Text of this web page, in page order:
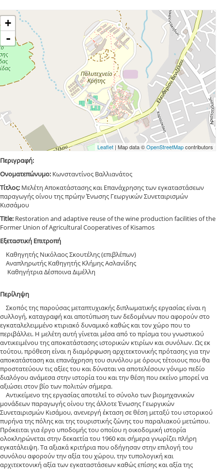
+
-
Leaflet| Map data ©OpenStreetMapcontributors
Περιγραφή:
Ονοματεπώνυμο: Κωνσταντίνος Βαλλιανάτος
Τίτλος: Μελέτη Αποκατάστασης και Επανάχρησης των εγκαταστάσεων
παραγωγής οίνου της πρώην Ένωσης Γεωργικών Συνεταιρισμών
Κισσάμου
Title: Restoration and adaptive reuse of the wine production facilities of the
Former Union of Agricultural Cooperatives of Kisamos
Εξεταστική Επιτροπή
Καθηγητής Νικόλαος Σκουτέλης (επιβλέπων)
Αναπληρωτής Καθηγητής Κλήμης Ασλανίδης
Καθηγήτρια Δέσποινα Διμέλλη
Περίληψη
Σκοπός της παρούσας μεταπτυχιακής διπλωματικής εργασίας είναι η
συλλογή, καταγραφή και αποτύπωση των δεδομένων που αφορούν στο
εγκαταλελειμμένο κτιριακό δυναμικό καθώς και τον χώρο που το
περιβάλλει. Η μελέτη αυτή γίνεται μέσα από το πρίσμα του γνωστικού
αντικειμένου της αποκατάστασης ιστορικών κτιρίων και συνόλων. Ως εκ
τούτου, πρόθεση είναι η διαμόρφωση αρχιτεκτονικής πρότασης για την
αποκατάσταση και επανάχρηση του συνόλου με όρους τέτοιους που θα
προστατεύουν τις αξίες του και δύναται να αποτελέσουν γόνιμο πεδίο
διαλόγου ανάμεσα στην ιστορία του και την θέση που εκείνο μπορεί να
αξιώσει στον βίο των πολιτών σήμερα.
Αντικείμενο της εργασίας αποτελεί το σύνολο των βιομηχανικών
μονάδεων παραγωγής οίνου της άλλοτε Ένωσης Γεωργικών
Συνεταιρισμών Κισάμου, ανενεργή έκταση σε θέση μεταξύ του ιστορικού
πυρήνα της πόλης και της τουριστικής ζώνης του παραλιακού μετώπου.
Πρόκειται για έργο υποδομής του οποίου η οικοδομική ιστορία
ολοκληρώνεται στην δεκαετία του 1960 και σήμερα γνωρίζει πλήρη
εγκατάλειψη. Τα αξιακά κριτήρια που οδήγησαν στην επιλογή του
συνόλου αφορούν την αξία του χώρου, την τυπολογική και
αρχιτεκτονική αξία των εγκαταστάσεων καθώς επίσης και αξία της